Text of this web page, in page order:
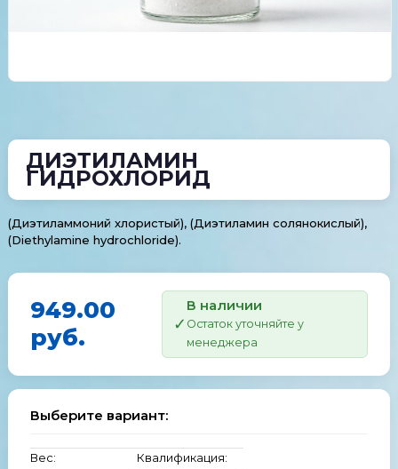
ДИЭТИЛАМИН
ГИДРОХЛОРИД
(Диэтиламмоний хлористый), (Диэтиламин солянокислый),
(Diethylamine hydrochloride).
949.00
руб.
В наличии
Остаток уточняйте у
менеджера
Выберите вариант:
Вес: Квалификация: